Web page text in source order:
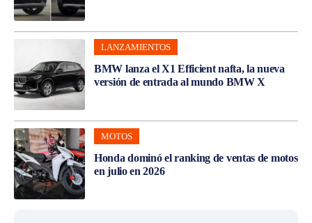
LANZAMIENTOS
BMW lanza el X1 Efficient nafta, la nueva
versión de entrada al mundo BMW X
MOTOS
Honda dominó el ranking de ventas de motos
en julio en 2026